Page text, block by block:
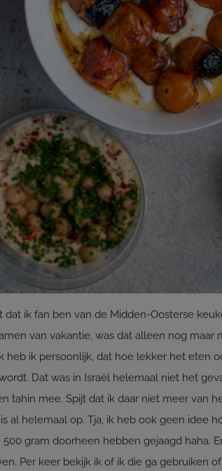
ik fan ben van de Midden-Oosterse
van vakantie, was dat alleen nog maar
heb ik persoonlijk, dat hoe lekker het eten
Dat was in Israël helemaal niet het
tahin mee. Spijt dat ik daar niet meer van
al helemaal op. Tja, ik heb ook geen idee
gram doorheen hebben gejaagd haha.
Per keer bekijk ik of ik die ga gebruiken